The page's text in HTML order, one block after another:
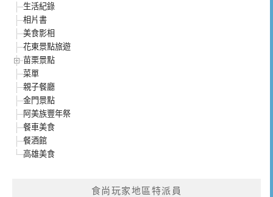
生活紀錄
相片書
美食影相
花東景點旅遊
苗栗景點
菜單
親子餐廳
金門景點
阿美族豐年祭
餐車美食
餐酒館
高雄美食
食尚玩家地區特派員